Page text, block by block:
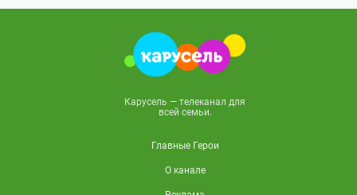
Карусель — телеканал для
всей семьи.
Главные Герои
О канале